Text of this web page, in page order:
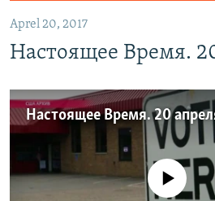
Aprel 20, 2017
Настоящее Время.
Настоящее Время. 20
No media source